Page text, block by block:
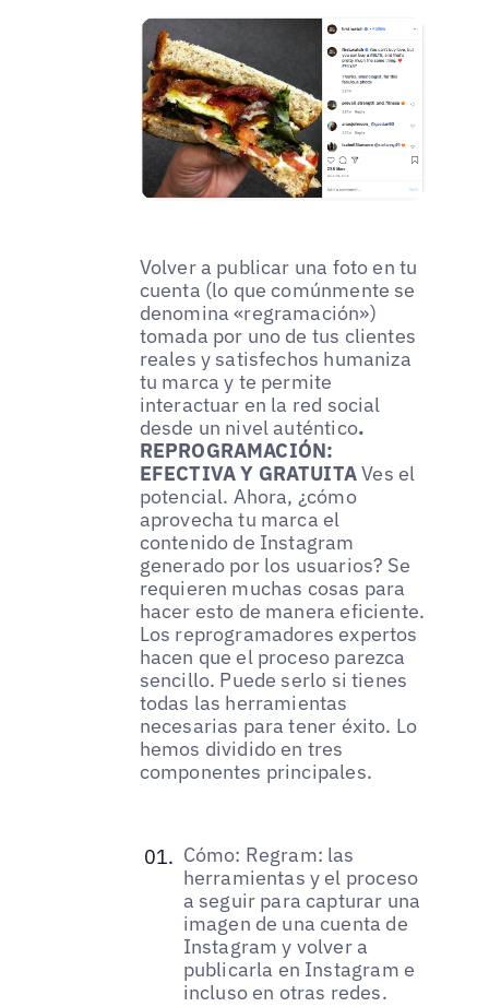
Volver a publicar una foto en tu
cuenta (lo que comúnmente se
denomina «regramación»)
tomada por uno de tus clientes
reales y satisfechos humaniza
tu marca y te permite
interactuar en la red social
desde un nivel auténtico.
REPROGRAMACIÓN:
EFECTIVA Y GRATUITAVes el
potencial. Ahora, ¿cómo
aprovecha tu marca el
contenido de Instagram
generado por los usuarios? Se
requieren muchas cosas para
hacer esto de manera eficiente.
Los reprogramadores expertos
hacen que el proceso parezca
sencillo. Puede serlo si tienes
todas las herramientas
necesarias para tener éxito. Lo
hemos dividido en tres
componentes principales.
Cómo: Regram: las
herramientas y el proceso
a seguir para capturar una
imagen de una cuenta de
Instagram y volver a
publicarla en Instagram e
incluso en otras redes.